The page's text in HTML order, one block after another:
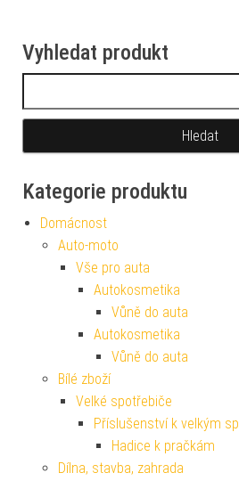
Vyhledat produkt
Kategorie produktu
Domácnost
Auto-moto
Vše pro auta
Autokosmetika
Vůně do auta
Autokosmetika
Vůně do auta
Bílé zboží
Velké spotřebiče
Příslušenství k velkým
Hadice k pračkám
Dílna, stavba, zahrada